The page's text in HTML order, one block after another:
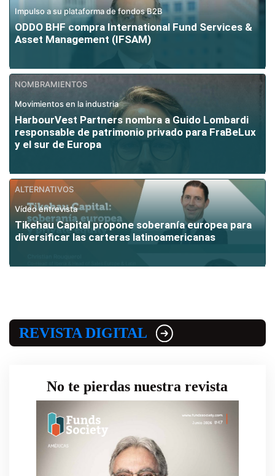
Impulso a su plataforma de fondos B2B
ODDO BHF compra International Fund Services &
Asset Management (IFSAM)
NOMBRAMIENTOS
Movimientos en la industria
HarbourVest Partners nombra a Guido Lombardi
responsable de patrimonio privado para FraBeLux
y el sur de Europa
ALTERNATIVOS
Vídeo entrevista
Tikehau Capital propone soberanía europea para
diversificar las carteras latinoamericanas
REVISTA DIGITAL
No te pierdas nuestra revista